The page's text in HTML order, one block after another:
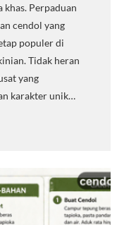
khas. Perpaduan
cendol yang
populer di
Tidak heran
yang
karakter unik…